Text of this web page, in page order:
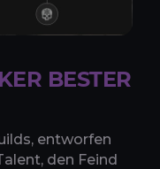
BESTER
entworfen
den Feind